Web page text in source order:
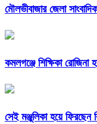
মৌলভীবাজার জেলা
কমলগঞ্জে শিক্ষিকা
সেই মঞ্জুলিকা হয়ে ফিরছেন